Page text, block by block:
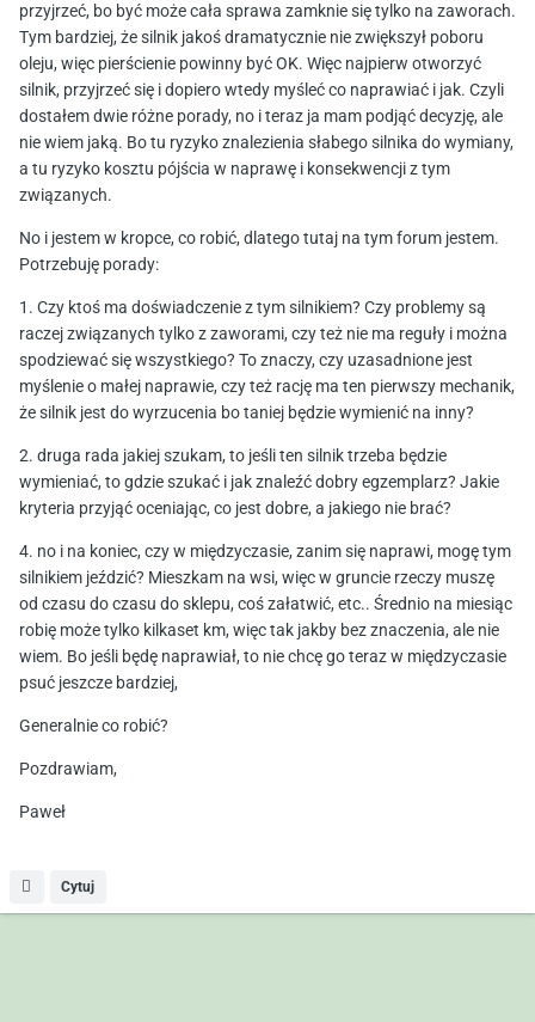
przyjrzeć, bo być może cała sprawa zamknie się tylko na zaworach.
Tym bardziej, że silnik jakoś dramatycznie nie zwiększył poboru
oleju, więc pierścienie powinny być OK. Więc najpierw otworzyć
silnik, przyjrzeć się i dopiero wtedy myśleć co naprawiać i jak. Czyli
dostałem dwie różne porady, no i teraz ja mam podjąć decyzję, ale
nie wiem jaką. Bo tu ryzyko znalezienia słabego silnika do wymiany,
a tu ryzyko kosztu pójścia w naprawę i konsekwencji z tym
związanych.
No i jestem w kropce, co robić, dlatego tutaj na tym forum jestem.
Potrzebuję porady:
1. Czy ktoś ma doświadczenie z tym silnikiem? Czy problemy są
raczej związanych tylko z zaworami, czy też nie ma reguły i można
spodziewać się wszystkiego? To znaczy, czy uzasadnione jest
myślenie o małej naprawie, czy też rację ma ten pierwszy mechanik,
że silnik jest do wyrzucenia bo taniej będzie wymienić na inny?
2. druga rada jakiej szukam, to jeśli ten silnik trzeba będzie
wymieniać, to gdzie szukać i jak znaleźć dobry egzemplarz? Jakie
kryteria przyjąć oceniając, co jest dobre, a jakiego nie brać?
4. no i na koniec, czy w międzyczasie, zanim się naprawi, mogę tym
silnikiem jeździć? Mieszkam na wsi, więc w gruncie rzeczy muszę
od czasu do czasu do sklepu, coś załatwić, etc.. Średnio na miesiąc
robię może tylko kilkaset km, więc tak jakby bez znaczenia, ale nie
wiem. Bo jeśli będę naprawiał, to nie chcę go teraz w międzyczasie
psuć jeszcze bardziej,
Generalnie co robić?
Pozdrawiam,
Paweł
Cytuj